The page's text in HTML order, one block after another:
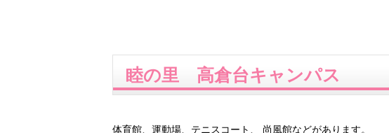
睦の里 高倉台キャンパス
体育館、運動場、テニスコート、 尚風館などがあります。